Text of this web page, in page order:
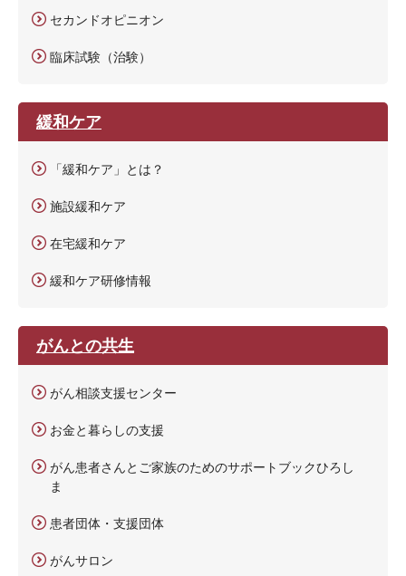
セカンドオピニオン
臨床試験（治験）
緩和ケア
「緩和ケア」とは？
施設緩和ケア
在宅緩和ケア
緩和ケア研修情報
がんとの共生
がん相談支援センター
お金と暮らしの支援
がん患者さんとご家族のためのサポートブックひろし
ま
患者団体・支援団体
がんサロン